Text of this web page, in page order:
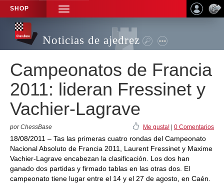
SHOP
TOGGLE
NAVIGATION
Noticias de ajedrez
Campeonatos de Francia
2011: lideran Fressinet y
Vachier-Lagrave
por ChessBase Me gusta! 0 Comentarios
18/08/2011 – Tas las primeras cuatro rondas del Campeonato
Nacional Absoluto de Francia 2011, Laurent Fressinet y Maxime
Vachier-Lagrave encabezan la clasificación. Los dos han
ganado dos partidas y firmado tablas en las otras dos. El
campeonato tiene lugar entre el 14 y el 27 de agosto, en Caén.